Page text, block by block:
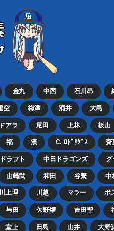
金丸 中西 石川昂
空 梅津 涌井 大島
ドアラ 尾田 上林 板山
福 濱 C. ﾛﾄﾞﾘｹﾞｽ 齋
ドラフト 中日ドラゴンズ グ
山﨑武 和田 谷繁 中
川上理 川越 マラー ボ
与田 矢野燿 吉田聖
堂上 田島 山井 大野